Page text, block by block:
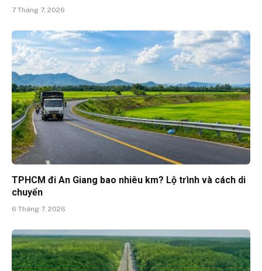
7 Tháng 7, 2026
TPHCM đi An Giang bao nhiêu km? Lộ trình và cách di
chuyển
6 Tháng 7, 2026